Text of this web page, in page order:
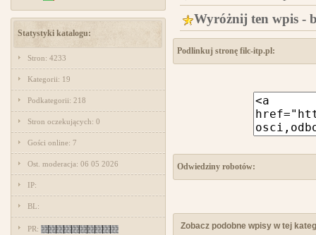
Statystyki katalogu:
Stron: 4233
Kategorii: 19
Podkategorii: 218
Stron oczekujących: 0
Gości online: 7
Ost. moderacja: 06 05 2026
IP:
BL:
PR:
Wyróżnij ten wpis -
Podlinkuj stronę filc-itp.pl:
Odwiedziny robotów:
Zobacz podobne wpisy w tej